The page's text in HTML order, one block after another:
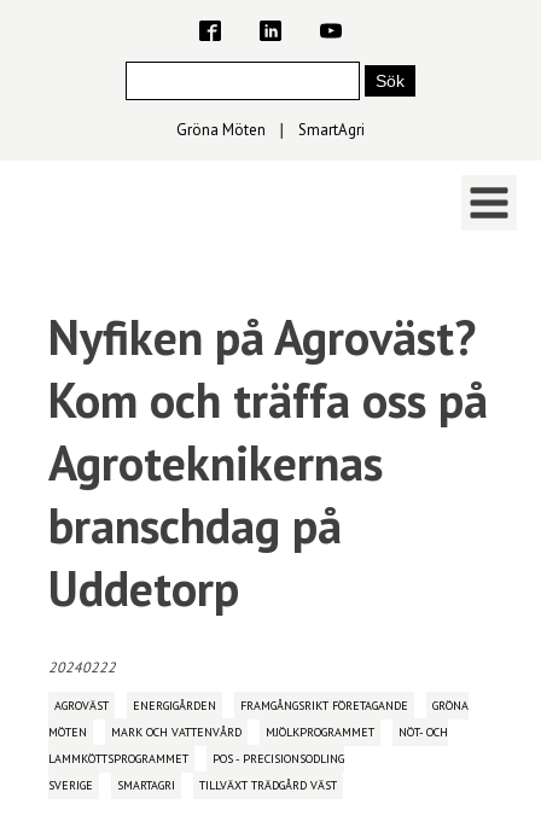
Gröna Möten ∣ SmartAgri
Nyfiken på Agroväst?
Kom och träffa oss på
Agroteknikernas
branschdag på
Uddetorp
20240222
AGROVÄST ENERGIGÅRDEN FRAMGÅNGSRIKT FÖRETAGANDE
GRÖNA
MÖTEN
MARK OCH VATTENVÅRD MJÖLKPROGRAMMET
NÖT- OCH
LAMMKÖTTSPROGRAMMET
POS - PRECISIONSODLING
SVERIGE
SMARTAGRI TILLVÄXT TRÄDGÅRD VÄST